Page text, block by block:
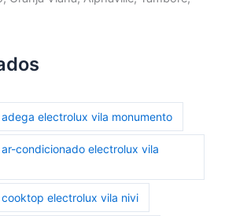
electrolux vila monumento
condicionado electrolux vila
electrolux vila nivi